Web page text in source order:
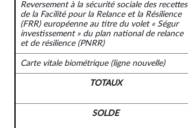
Reversement à la sécurité sociale des recettes
de la Facilité pour la Relance et la Résilience
(FRR) européenne au titre du volet « Ségur
investissement » du plan national de relance
et de résilience (PNRR)
Carte vitale biométrique (ligne nouvelle)
TOTAUX
SOLDE